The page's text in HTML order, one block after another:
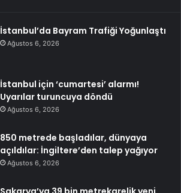
İstanbul’da Bayram Trafiği Yoğunlaştı
Ağustos 6, 2026
İstanbul için ‘cumartesi’ alarmı!
Uyarılar turuncuya döndü
Ağustos 6, 2026
850 metrede başladılar, dünyaya
açıldılar: İngiltere’den talep yağıyor
Ağustos 6, 2026